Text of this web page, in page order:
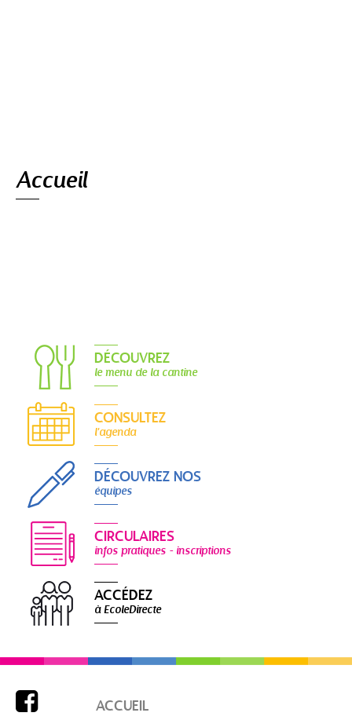
Accueil
DÉCOUVREZ
le menu de la cantine
CONSULTEZ
l'agenda
DÉCOUVREZ NOS
équipes
CIRCULAIRES
infos pratiques - inscriptions
ACCÉDEZ
à EcoleDirecte
 ACCUEIL